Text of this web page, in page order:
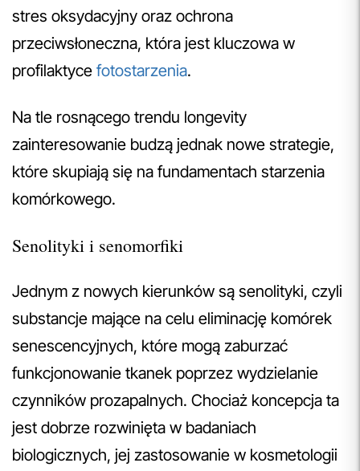
stres oksydacyjny oraz ochrona
przeciwsłoneczna, która jest kluczowa w
profilaktyce fotostarzenia.
Na tle rosnącego trendu longevity
zainteresowanie budzą jednak nowe strategie,
które skupiają się na fundamentach starzenia
komórkowego.
Senolityki i senomorfiki
Jednym z nowych kierunków są senolityki, czyli
substancje mające na celu eliminację komórek
senescencyjnych, które mogą zaburzać
funkcjonowanie tkanek poprzez wydzielanie
czynników prozapalnych. Chociaż koncepcja ta
jest dobrze rozwinięta w badaniach
biologicznych, jej zastosowanie w kosmetologii